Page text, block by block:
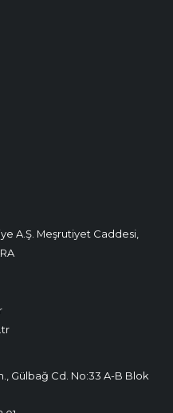
A.Ş. Meşrutiyet Caddesi,
Gülbağ Cd. No:33 A-B Blok